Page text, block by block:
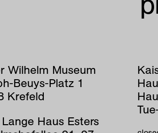
Wilhelm Museum
Beuys-Platz 1
Krefeld
Haus Esters